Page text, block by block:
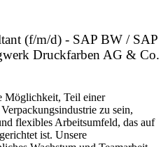
(f/m/d) - SAP BW / SAP
Druckfarben AG & Co.
Möglichkeit, Teil einer
zu sein,
flexibles Arbeitsumfeld, das auf
ist. Unsere